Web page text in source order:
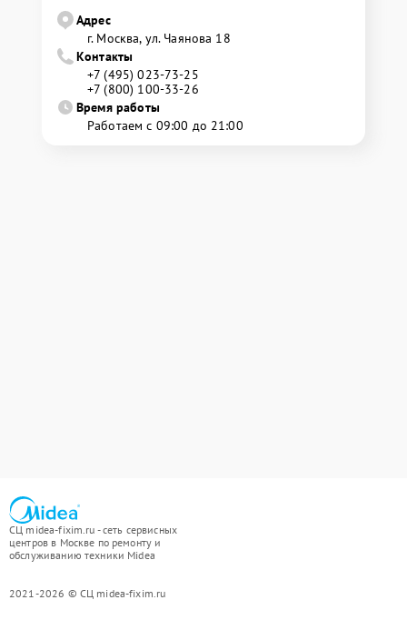
Адрес
г. Москва, ул. Чаянова 18
Контакты
+7 (495) 023-73-25
+7 (800) 100-33-26
Время работы
Работаем с 09:00 до 21:00
СЦ midea-fixim.ru - сеть сервисных
центров в Москве по ремонту и
обслуживанию техники Midea
2021-2026 © СЦ midea-fixim.ru